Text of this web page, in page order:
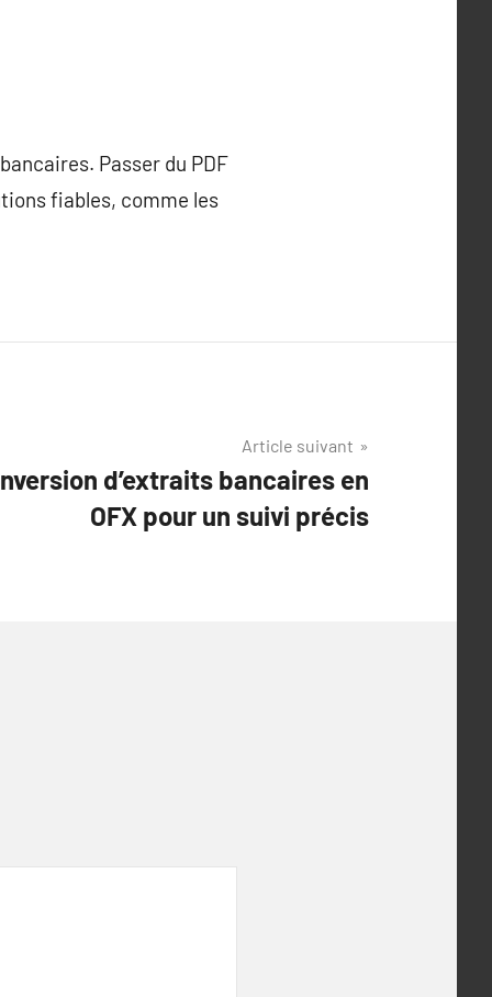
Passer du PDF
fiables, comme les
Article suivant
d’extraits bancaires en
OFX pour un suivi précis